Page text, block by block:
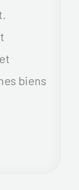
biens